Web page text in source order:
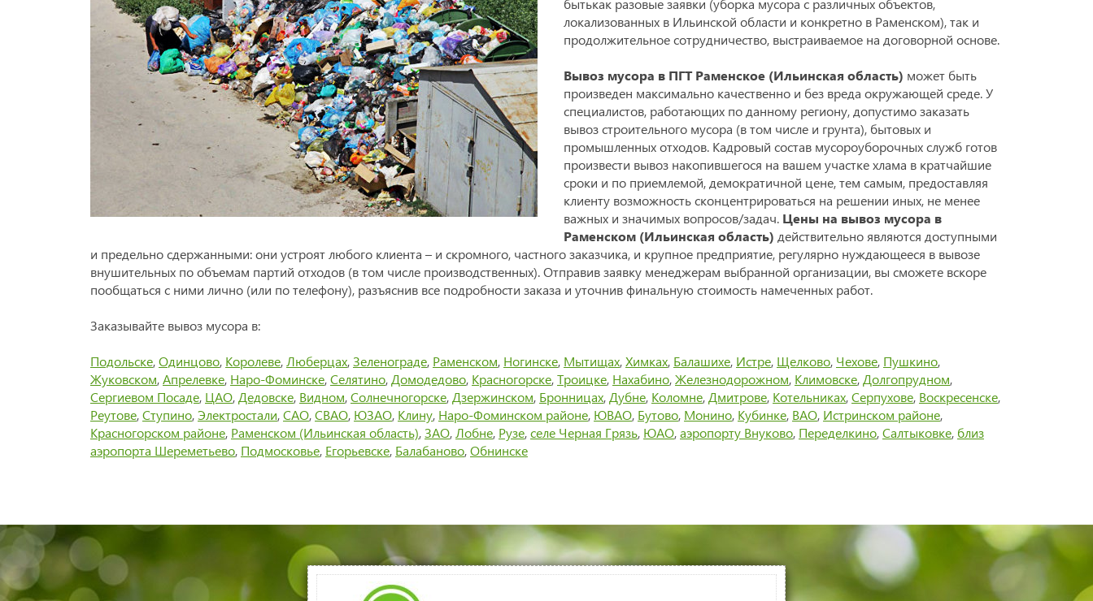
бытькак разовые заявки (уборка мусора с различных объектов,
локализованных в Ильинской области и конкретно в Раменском), так и
продолжительное сотрудничество, выстраиваемое на договорной основе.
Вывоз мусора в ПГТ Раменское (Ильинская область) может быть
произведен максимально качественно и без вреда окружающей среде. У
специалистов, работающих по данному региону, допустимо заказать
вывоз строительного мусора (в том числе и грунта), бытовых и
промышленных отходов. Кадровый состав мусороуборочных служб готов
произвести вывоз накопившегося на вашем участке хлама в кратчайшие
сроки и по приемлемой, демократичной цене, тем самым, предоставляя
клиенту возможность сконцентрироваться на решении иных, не менее
важных и значимых вопросов/задач. Цены на вывоз мусора в
Раменском (Ильинская область) действительно являются доступными
и предельно сдержанными: они устроят любого клиента – и скромного, частного заказчика, и крупное предприятие, регулярно нуждающееся в вывозе
внушительных по объемам партий отходов (в том числе производственных). Отправив заявку менеджерам выбранной организации, вы сможете вскоре
пообщаться с ними лично (или по телефону), разъяснив все подробности заказа и уточнив финальную стоимость намеченных работ.
Заказывайте вывоз мусора в:
Подольске,Одинцово, Королеве, Люберцах,Зеленограде, Раменском, Ногинске, Мытищах,Химках, Балашихе, Истре, Щелково, Чехове, Пушкино,
Жуковском,Апрелевке, Наро-Фоминске,Селятино, Домодедово, Красногорске,Троицке, Нахабино,Железнодорожном, Климовске, Долгопрудном,
Сергиевом Посаде, ЦАО, Дедовске, Видном,Солнечногорске, Дзержинском, Бронницах, Дубне, Коломне, Дмитрове, Котельниках,Серпухове, Воскресенске,
Реутове,Ступино,Электростали,САО,СВАО, ЮЗАО, Клину, Наро-Фоминском районе, ЮВАО, Бутово, Монино, Кубинке, ВАО, Истринском районе,
Красногорском районе, Раменском (Ильинская область),ЗАО, Лобне, Рузе,селе Черная Грязь, ЮАО,аэропорту Внуково, Переделкино,Салтыковке, близ
аэропорта Шереметьево, Подмосковье, Егорьевске, Балабаново,Обнинске